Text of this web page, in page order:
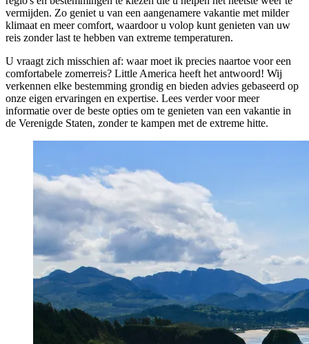
vermijden. Zo geniet u van een aangenamere vakantie met milder
klimaat en meer comfort, waardoor u volop kunt genieten van uw
reis zonder last te hebben van extreme temperaturen.
U vraagt zich misschien af: waar moet ik precies naartoe voor een
comfortabele zomerreis? Little America heeft het antwoord! Wij
verkennen elke bestemming grondig en bieden advies gebaseerd op
onze eigen ervaringen en expertise. Lees verder voor meer
informatie over de beste opties om te genieten van een vakantie in
de Verenigde Staten, zonder te kampen met de extreme hitte.